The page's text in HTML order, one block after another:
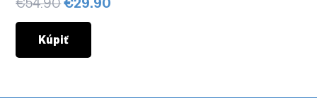
cena
bola:
€54.90.
Kúpiť